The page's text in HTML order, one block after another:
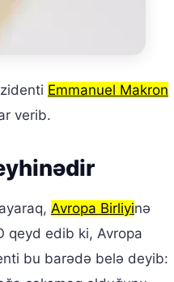
Emmanuel Makron
verib.
Avropa Birliyinə
qeyd edib ki, Avropa
bu barədə belə deyib: